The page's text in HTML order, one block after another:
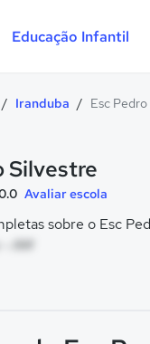
Educação Infantil
/ Iranduba / Esc
Silvestre
Avaliar escola
sobre o Esc
AM